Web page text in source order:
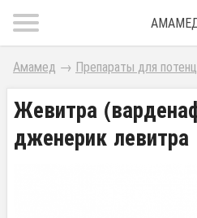
Амамед → Препараты для
Жевитра
дженерик левитра